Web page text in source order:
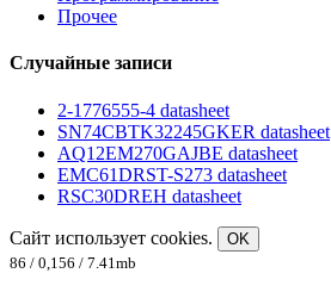
Прочее
Случайные записи
2-1776555-4 datasheet
SN74CBTK32245GKER datasheet
AQ12EM270GAJBE datasheet
EMC61DRST-S273 datasheet
RSC30DREH datasheet
Сайт использует cookies.
OK
86 / 0,156 / 7.41mb